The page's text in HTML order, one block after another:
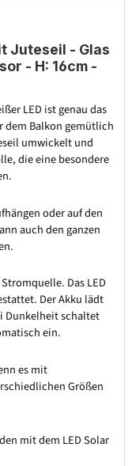
Juteseil - Glas
- H: 16cm -
LED ist genau das
dem Balkon gemütlich
umwickelt und
die eine besondere
oder auf den
auch den ganzen
Das LED
Der Akku lädt
Dunkelheit schaltet
ein.
es mit
Größen
mit dem LED Solar